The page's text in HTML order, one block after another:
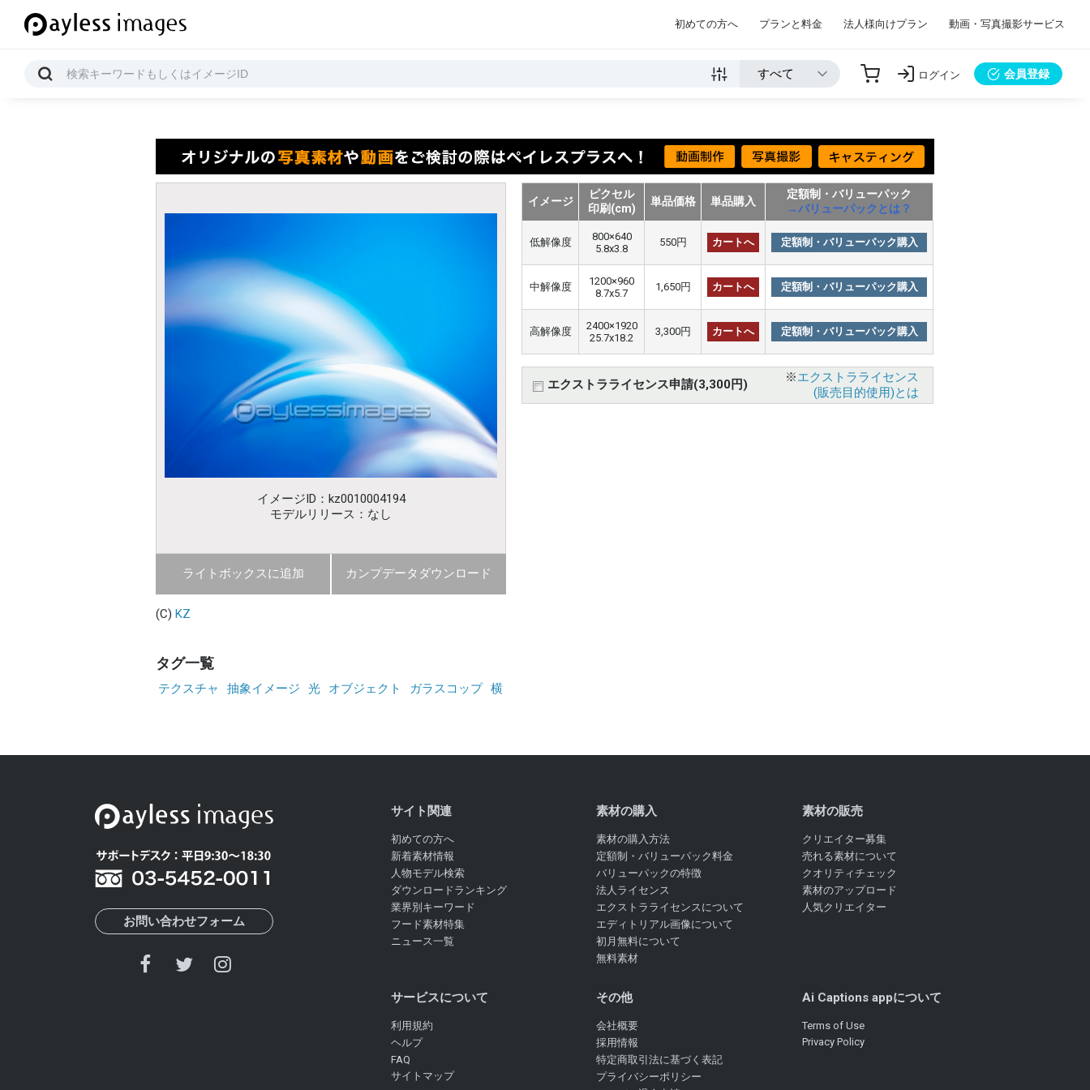
初めての方へ プランと料金 法人様向けプラン 動画・写真撮影サービス
ログイン 会員登録
イメージID：kz0010004194
モデルリリース：なし
ライトボックスに追加 カンプデータダウンロード
イメージ
ピクセル
印刷(cm)
単品価格 単品購入
定額制・バリューパック
→バリューパックとは？
低解像度
800×640
5.8x3.8
550円 カートへ 定額制・バリューパック購入
中解像度
1200×960
8.7x5.7
1,650円 カートへ 定額制・バリューパック購入
高解像度
2400×1920
25.7x18.2
3,300円 カートへ 定額制・バリューパック購入
エクストラライセンス申請(3,300円) ※エクストラライセンス
(販売目的使用)とは
(C) KZ
タグ一覧
テクスチャ 抽象イメージ 光 オブジェクト ガラスコップ 横
お問い合わせフォーム
サイト関連
初めての方へ
新着素材情報
人物モデル検索
ダウンロードランキング
業界別キーワード
フード素材特集
ニュース一覧
素材の購入
素材の購入方法
定額制・バリューパック料金
バリューパックの特徴
法人ライセンス
エクストラライセンスについて
エディトリアル画像について
初月無料について
無料素材
素材の販売
クリエイター募集
売れる素材について
クオリティチェック
素材のアップロード
人気クリエイター
サービスについて
利用規約
ヘルプ
FAQ
サイトマップ
その他
会社概要
採用情報
特定商取引法に基づく表記
プライバシーポリシー
Ai Captions appについて
Terms of Use
Privacy Policy